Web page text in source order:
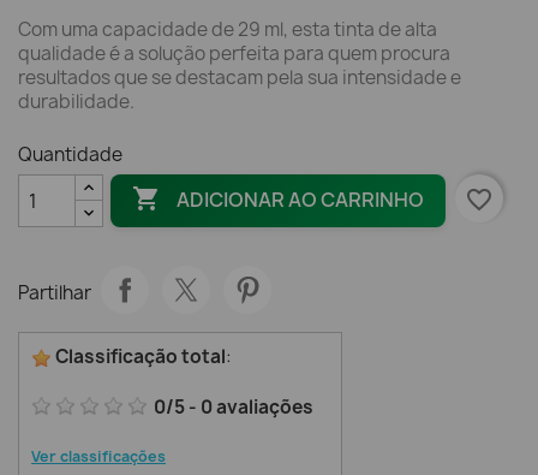
Com uma capacidade de 29 ml, esta tinta de alta
qualidade é a solução perfeita para quem procura
resultados que se destacam pela sua intensidade e
durabilidade.
Quantidade
 ADICIONAR AO CARRINHO favorite_border
Partilhar
Classificação total:
0/5- 0avaliações
Ver classificações